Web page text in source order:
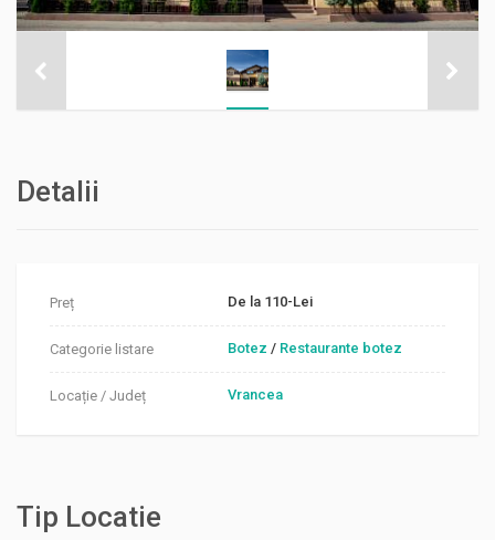
Detalii
Preț De la 110-Lei
Categorie listare Botez / Restaurante botez
Locație / Județ Vrancea
Tip Locatie